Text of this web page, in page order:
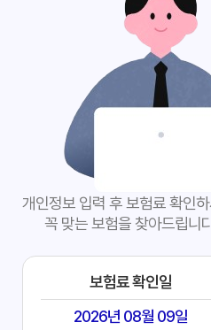
개인정보 입력 후 보험료 확인
꼭 맞는 보험을 찾아드립니
보험료 확인일
2026년 08월 09일